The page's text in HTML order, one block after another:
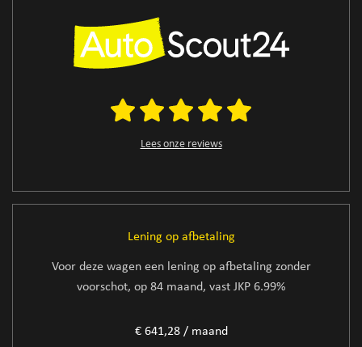
Lees onze reviews
Lening op afbetaling
Voor deze wagen een lening op afbetaling zonder
voorschot, op 84 maand, vast JKP 6.99%
€ 641,28 / maand